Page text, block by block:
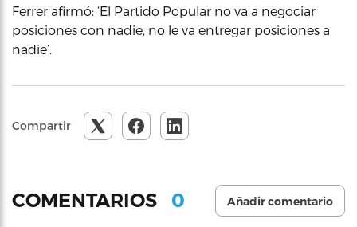
Ferrer afirmó: ‘El Partido Popular no va a negociar
posiciones con nadie, no le va entregar posiciones a
nadie’.
Compartir
COMENTARIOS 0 Añadir comentario